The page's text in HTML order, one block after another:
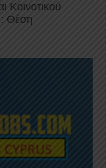
Κοινοτικού
Θέση